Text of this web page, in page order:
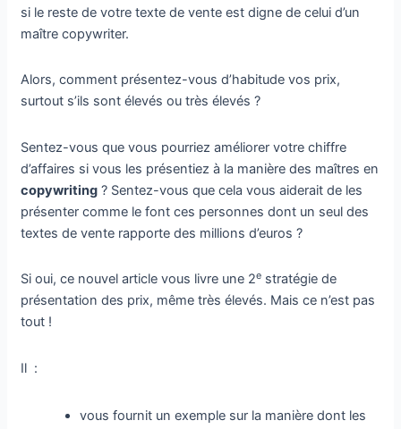
si le reste de votre texte de vente est digne de celui d’un
maître copywriter.
Alors, comment présentez-vous d’habitude vos prix,
surtout s’ils sont élevés ou très élevés ?
Sentez-vous que vous pourriez améliorer votre chiffre
d’affaires si vous les présentiez à la manière des maîtres en
copywriting ? Sentez-vous que cela vous aiderait de les
présenter comme le font ces personnes dont un seul des
textes de vente rapporte des millions d’euros ?
Si oui, ce nouvel article vous livre une 2e stratégie de
présentation des prix, même très élevés. Mais ce n’est pas
tout !
Il :
vous fournit un exemple sur la manière dont les